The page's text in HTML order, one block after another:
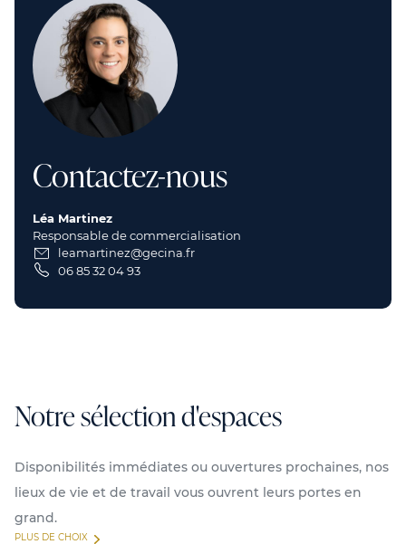
Contactez-nous
Léa Martinez
Responsable de commercialisation
leamartinez@gecina.fr
06 85 32 04 93
Notre sélection d'espaces
Disponibilités immédiates ou ouvertures prochaines, nos
lieux de vie et de travail vous ouvrent leurs portes en
grand.
PLUS DE CHOIX